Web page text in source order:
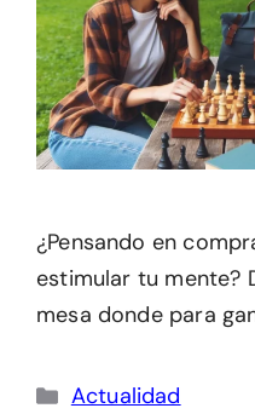
¿Pensando en
estimular tu mente?
mesa donde para
Categorías
Actualidad